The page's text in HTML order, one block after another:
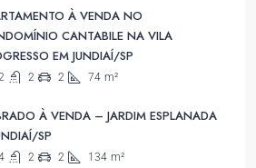
À VENDA NO
CANTABILE NA VILA
EM JUNDIAÍ/SP
2 2 74 m²
À VENDA – JARDIM ESPLANADA
SP
2 2 134 m²